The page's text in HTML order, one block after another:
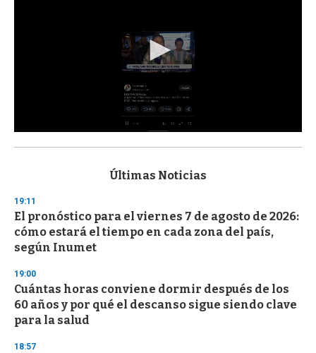
s
d
s
o
f
3
s
e
c
o
n
d
s
Últimas Noticias
19:11
El pronóstico para el viernes 7 de agosto de 2026:
cómo estará el tiempo en cada zona del país,
según Inumet
19:00
Cuántas horas conviene dormir después de los
60 años y por qué el descanso sigue siendo clave
para la salud
18:57